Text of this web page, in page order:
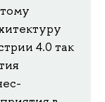
4.0 так